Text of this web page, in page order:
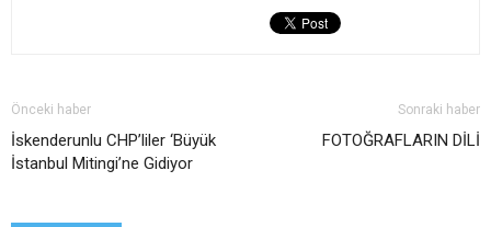
Önceki haber
İskenderunlu CHP’liler ‘Büyük
İstanbul Mitingi’ne Gidiyor
Sonraki haber
FOTOĞRAFLARIN DİLİ